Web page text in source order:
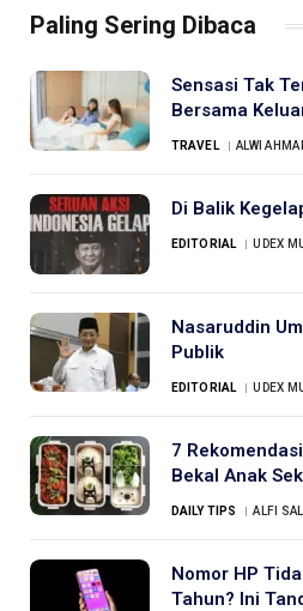
Paling Sering Dibaca
Sensasi Tak
Bersama
Samarinda
TRAVEL ALWI
Di Balik
EDITORIAL UDEX
Nasaruddin
Publik
EDITORIAL UDEX
7
Bekal Anak
DAILY TIPS ALFI
Nomor HP
Tahun? Ini